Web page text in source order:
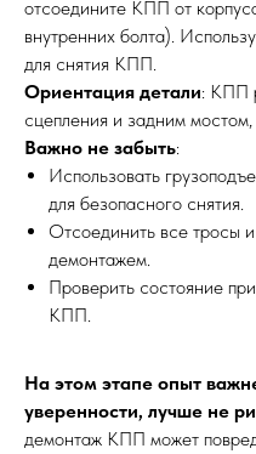
отсоедините КПП от
внутренних болта).
для снятия КПП.
Ориентация детали: КПП
сцепления и задним
Важно не забыть:
Использовать
для безопасного снятия.
Отсоединить все тросы
демонтажем.
Проверить состояние
КПП.
На этом этапе опыт
уверенности, лучше не
демонтаж КПП может